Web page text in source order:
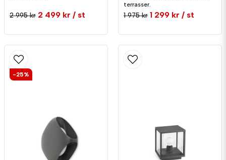
2 995 kr 2 499 kr / st
terrasser.
1 975 kr 1 299 kr / st
-25%